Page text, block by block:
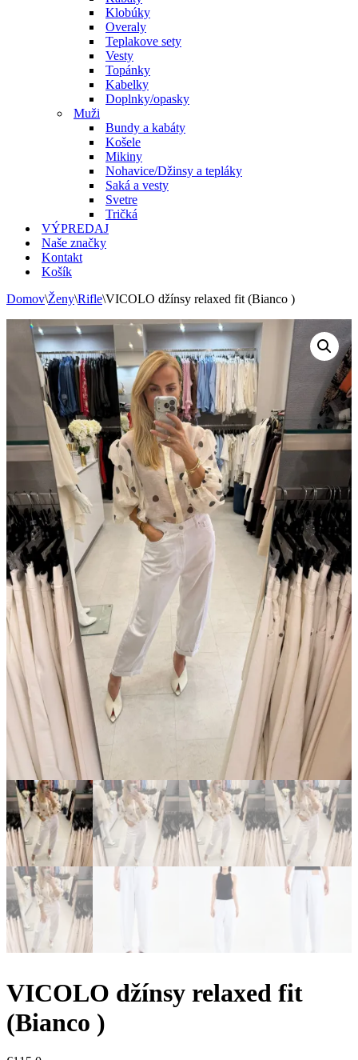
Klobúky
Overaly
Teplakove sety
Vesty
Topánky
Kabelky
Doplnky/opasky
Muži
Bundy a kabáty
Košele
Mikiny
Nohavice/Džinsy a tepláky
Saká a vesty
Svetre
Tričká
VÝPREDAJ
Naše značky
Kontakt
Košík
Domov\Ženy\Rifle\VICOLO džínsy relaxed fit (Bianco )
VICOLO džínsy relaxed fit
(Bianco )